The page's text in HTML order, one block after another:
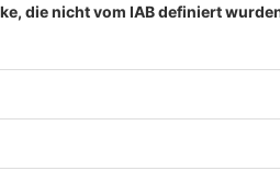
Rettungswagen?
abgelassen. Kein
Heilmann düst seit zehn Jahren
Medizinpädagoge des DRK
Rabatte und alle Infos zu den
https://linktr.ee/notaufnahme Ihr möchtet